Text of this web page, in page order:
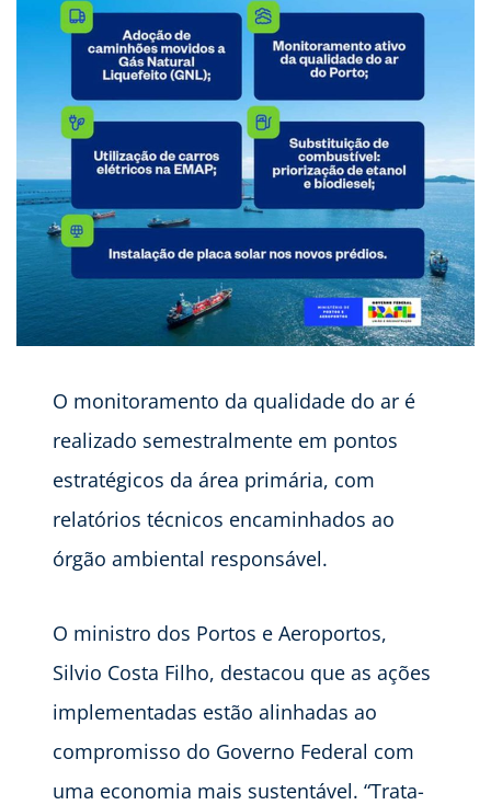
O monitoramento da qualidade do ar é
realizado semestralmente em pontos
estratégicos da área primária, com
relatórios técnicos encaminhados ao
órgão ambiental responsável.
O ministro dos Portos e Aeroportos,
Silvio Costa Filho, destacou que as ações
implementadas estão alinhadas ao
compromisso do Governo Federal com
uma economia mais sustentável. “Trata-